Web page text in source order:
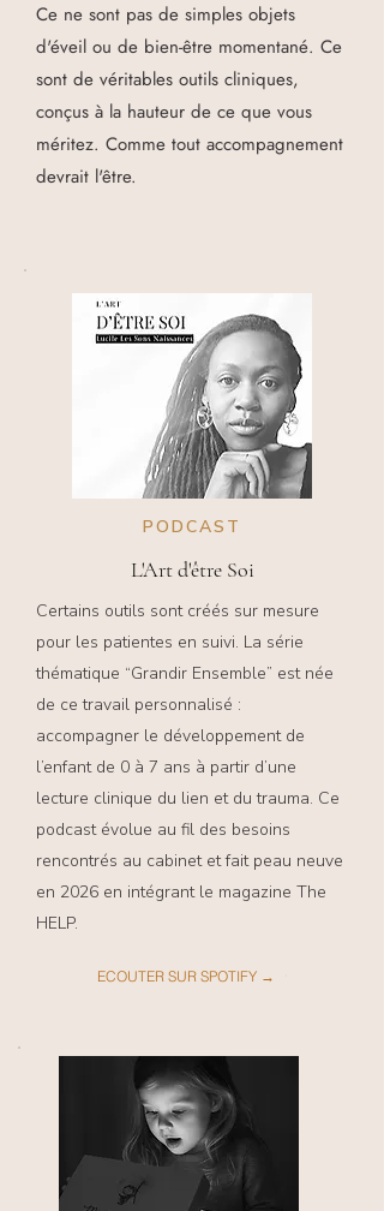
Ce ne sont pas de simples objets
d'éveil ou de bien-être momentané. Ce
sont de véritables outils cliniques,
conçus à la hauteur de ce que vous
méritez. Comme tout accompagnement
devrait l'être.
PODCAST
L'Art d'être Soi
Certains outils sont créés sur mesure
pour les patientes en suivi. La série
thématique “Grandir Ensemble” est née
de ce travail personnalisé :
accompagner le développement de
l’enfant de 0 à 7 ans à partir d’une
lecture clinique du lien et du trauma. Ce
podcast évolue au fil des besoins
rencontrés au cabinet et fait peau neuve
en 2026 en intégrant le magazine The
HELP.
ECOUTER SUR SPOTIFY →